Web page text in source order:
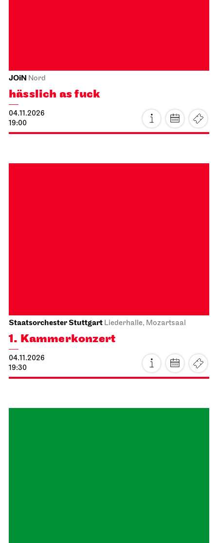
JOiN Nord
hässlich as fuck
04.11.2026
19:00
Staatsorchester Stuttgart Liederhalle, Mozartsaal
1. Kammer­konzert
04.11.2026
19:30